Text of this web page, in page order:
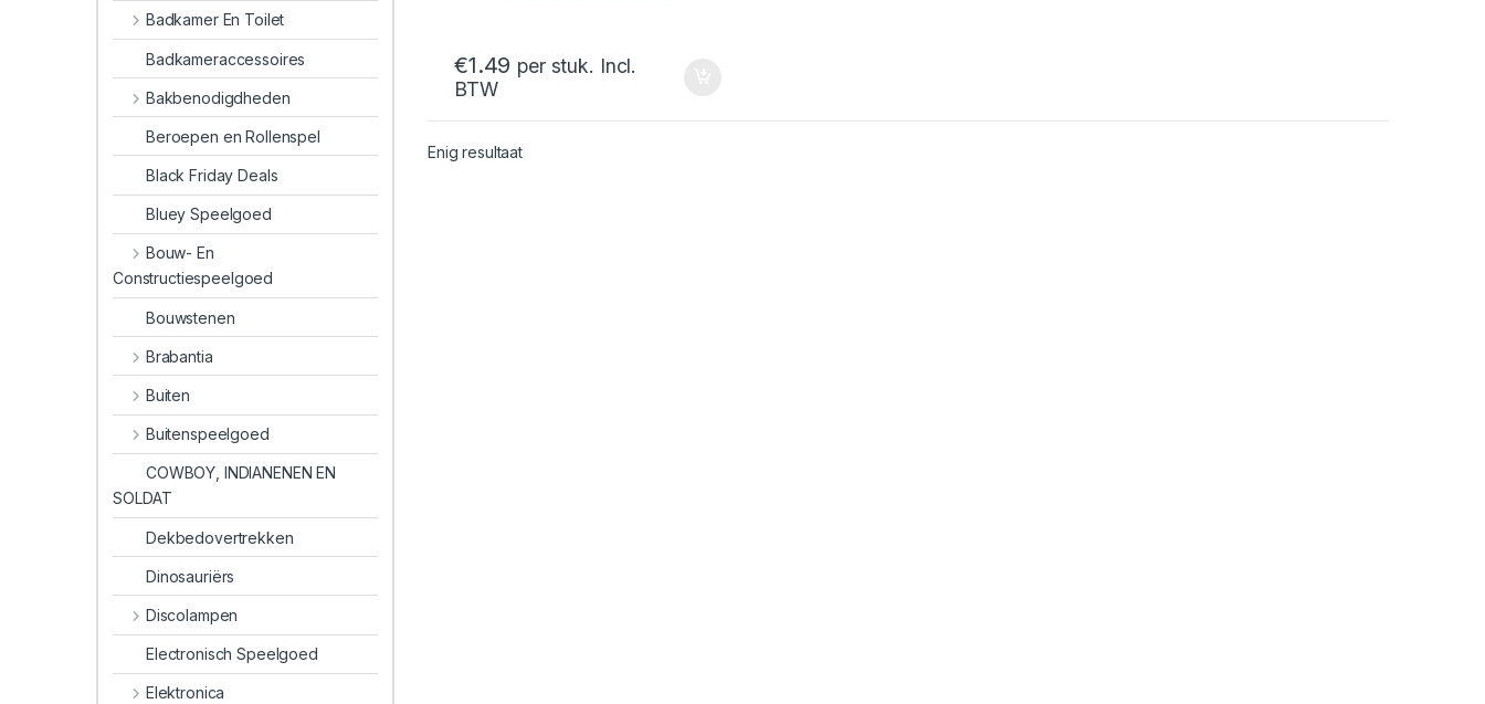
€1.49 per stuk. Incl.
BTW
Enig resultaat
Badkamer En Toilet
Badkameraccessoires
Bakbenodigdheden
Beroepen en Rollenspel
Black Friday Deals
Bluey Speelgoed
Bouw- En
Constructiespeelgoed
Bouwstenen
Brabantia
Buiten
Buitenspeelgoed
COWBOY, INDIANENEN EN
SOLDAT
Dekbedovertrekken
Dinosauriërs
Discolampen
Electronisch Speelgoed
Elektronica